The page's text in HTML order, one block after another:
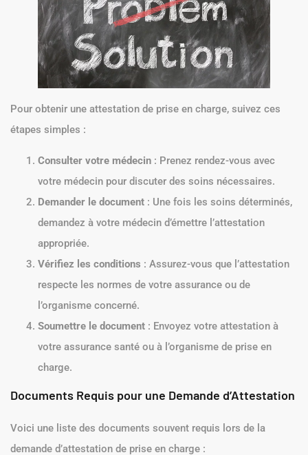
Elle assure également une prise en charge rapide des
soins en cas d’urgence.
Comment Obtenir une Attestation de Prise en
Charge ?
Pour obtenir une attestation de prise en charge, suivez ces
étapes simples :
Consulter votre médecin: Prenez rendez-vous avec
votre médecin pour discuter des soins nécessaires.
Demander le document: Une fois les soins déterminés,
demandez à votre médecin d’émettre l’attestation
appropriée.
Vérifiez les conditions: Assurez-vous que l’attestation
l’organisme concerné.